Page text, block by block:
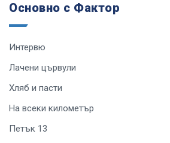
Основно с Фактор
Интервю
Лачени цървули
Хляб и пасти
На всеки километър
Петък 13